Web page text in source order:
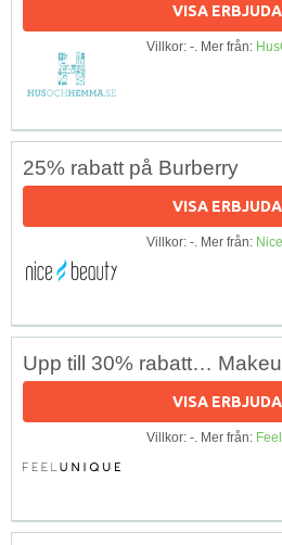
VISA
Villkor: -. Mer från:
25% rabatt på Burberry
VISA
Villkor: -. Mer från:
Upp till 30% rabatt…
VISA
Villkor: -. Mer från: